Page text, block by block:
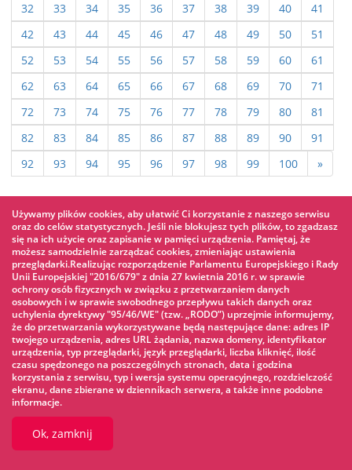
32
33 34 35 36 37 38 39 40
41
42
43 44 45 46 47 48 49 50
51
52
53 54 55 56 57 58 59 60
61
62
63 64 65 66 67 68 69 70
71
72
73 74 75 76 77 78 79 80
81
82
83 84 85 86 87 88 89 90
91
92
93 94 95 96 97 98 99 100 »
ARCHIWUM WYDARZEŃ:
Grudnia 2026 (1) »
Listopada 2026 (2) »
Października 2026 (2) »
Września 2026 (6) »
Sierpnia 2026 (27) »
Lipca 2026 (35) »
Czerwca 2026 (23) »
Maja 2026 (31) »
Kwietnia 2026 (15) »
Używamy plików cookies, aby ułatwić Ci korzystanie z naszego serwisu
oraz do celów statystycznych. Jeśli nie blokujesz tych plików, to zgadzasz
się na ich użycie oraz zapisanie w pamięci urządzenia. Pamiętaj, że
możesz samodzielnie zarządzać cookies, zmieniając ustawienia
przeglądarki.Realizując rozporządzenie Parlamentu Europejskiego i Rady
Unii Europejskiej "2016/679" z dnia 27 kwietnia 2016 r. w sprawie
ochrony osób fizycznych w związku z przetwarzaniem danych
osobowych i w sprawie swobodnego przepływu takich danych oraz
uchylenia dyrektywy "95/46/WE" (tzw. „RODO”) uprzejmie informujemy,
że do przetwarzania wykorzystywane będą następujące dane: adres IP
twojego urządzenia, adres URL żądania, nazwa domeny, identyfikator
urządzenia, typ przeglądarki, język przeglądarki, liczba kliknięć, ilość
czasu spędzonego na poszczególnych stronach, data i godzina
korzystania z serwisu, typ i wersja systemu operacyjnego, rozdzielczość
ekranu, dane zbierane w dziennikach serwera, a także inne podobne
informacje.
Ok, zamknij